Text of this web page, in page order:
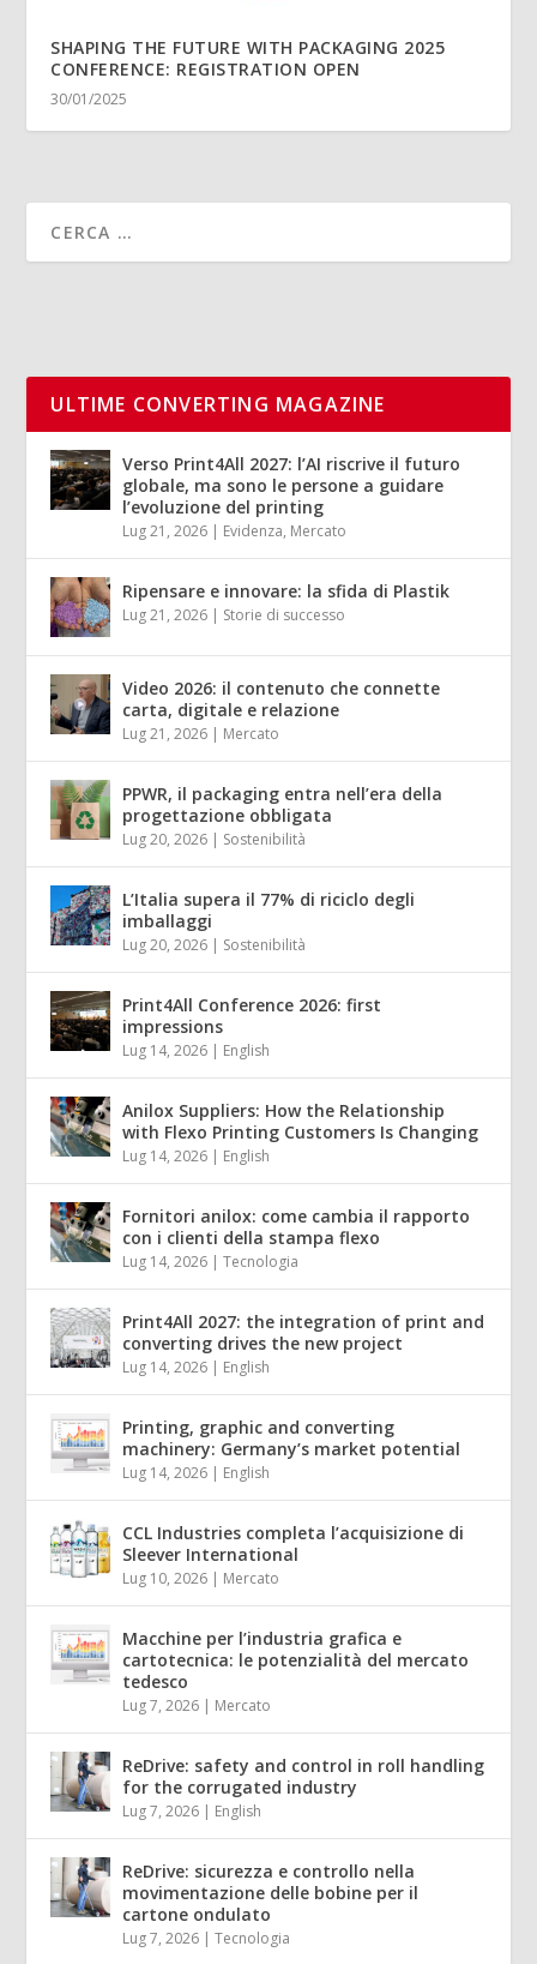
SHAPING THE FUTURE WITH PACKAGING 2025
CONFERENCE: REGISTRATION OPEN
30/01/2025
ULTIME CONVERTING MAGAZINE
Verso Print4All 2027: l’AI riscrive il futuro
globale, ma sono le persone a guidare
l’evoluzione del printing
Lug 21, 2026 | Evidenza, Mercato
Ripensare e innovare: la sfida di Plastik
Lug 21, 2026 | Storie di successo
Video 2026: il contenuto che connette
carta, digitale e relazione
Lug 21, 2026 | Mercato
PPWR, il packaging entra nell’era della
progettazione obbligata
Lug 20, 2026 | Sostenibilità
L’Italia supera il 77% di riciclo degli
imballaggi
Lug 20, 2026 | Sostenibilità
Print4All Conference 2026: first
impressions
Lug 14, 2026 | English
Anilox Suppliers: How the Relationship
with Flexo Printing Customers Is Changing
Lug 14, 2026 | English
Fornitori anilox: come cambia il rapporto
con i clienti della stampa flexo
Lug 14, 2026 |Tecnologia
Print4All 2027: the integration of print and
converting drives the new project
Lug 14, 2026 | English
Printing, graphic and converting
machinery: Germany’s market potential
Lug 14, 2026 | English
CCL Industries completa l’acquisizione di
Sleever International
Lug 10, 2026 | Mercato
Macchine per l’industria grafica e
cartotecnica: le potenzialità del mercato
tedesco
Lug 7, 2026 | Mercato
ReDrive: safety and control in roll handling
for the corrugated industry
Lug 7, 2026 | English
ReDrive: sicurezza e controllo nella
movimentazione delle bobine per il
cartone ondulato
Lug 7, 2026 |Tecnologia